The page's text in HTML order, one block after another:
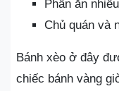
Phần ăn
Chủ quán và
Bánh xèo ở đây
chiếc bánh vàng